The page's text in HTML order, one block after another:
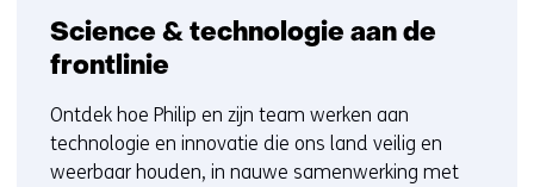
Science & technologie aan de
frontlinie
Ontdek hoe Philip en zijn team werken aan
technologie en innovatie die ons land veilig en
weerbaar houden, in nauwe samenwerking met